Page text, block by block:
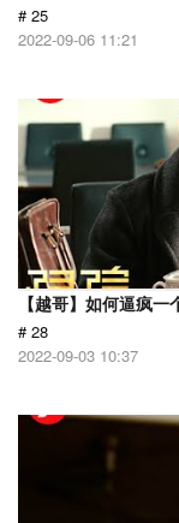
# 25
2022-09-06 11:21
【越哥】如何逼疯
# 28
2022-09-03 10:37